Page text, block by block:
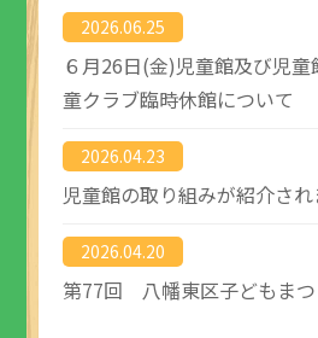
2026.06.25
６月26日(金)児童館及び児童
童クラブ臨時休館について
2026.04.23
児童館の取り組みが紹介さ
2026.04.20
第77回 八幡東区子どもまつ